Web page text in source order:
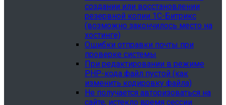
создании или восстановлении
резервной копии 1С-Битрикс
(возможно закончилось место на
хостинге)
Ошибки отправки почты при
проверке системы
При редактировании в режиме
PHP-кода файл пустой (как
изменить кодировку файла)
Не получается авторизоваться на
сайте, истекло время сессии